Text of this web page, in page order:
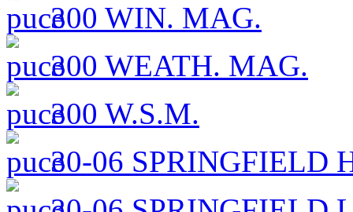
300 WIN. MAG.
300 WEATH. MAG.
300 W.S.M.
30-06 SPRINGFIELD